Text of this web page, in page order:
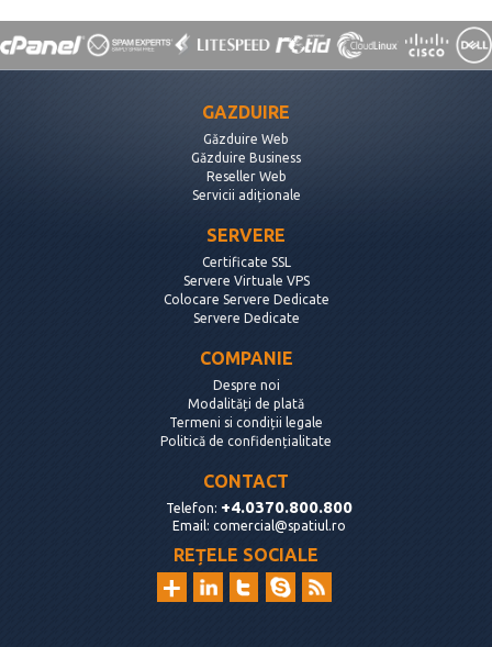
GAZDUIRE
Găzduire Web
Găzduire Business
Reseller Web
Servicii adiționale
SERVERE
Certificate SSL
Servere Virtuale VPS
Colocare Servere Dedicate
Servere Dedicate
COMPANIE
Despre noi
Modalități de plată
Termeni si condiții legale
Politică de confidențialitate
CONTACT
Telefon: +4.0370.800.800
Email: comercial@spatiul.ro
REȚELE SOCIALE